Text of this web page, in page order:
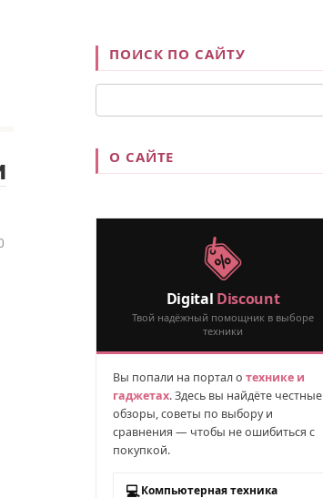
ПОИСК ПО САЙТУ
О САЙТЕ
Digital Discount
Твой надёжный помощник в выборе
техники
Вы попали на портал о технике и
гаджетах. Здесь вы найдёте честные
обзоры, советы по выбору и
сравнения — чтобы не ошибиться с
покупкой.
💻 Компьютерная техника